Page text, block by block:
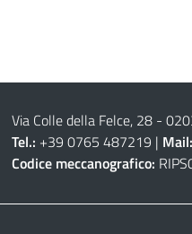
Via Colle della Felce, 28 -
Tel.: +39 0765 487219 | Mail:
Codice meccanografico: